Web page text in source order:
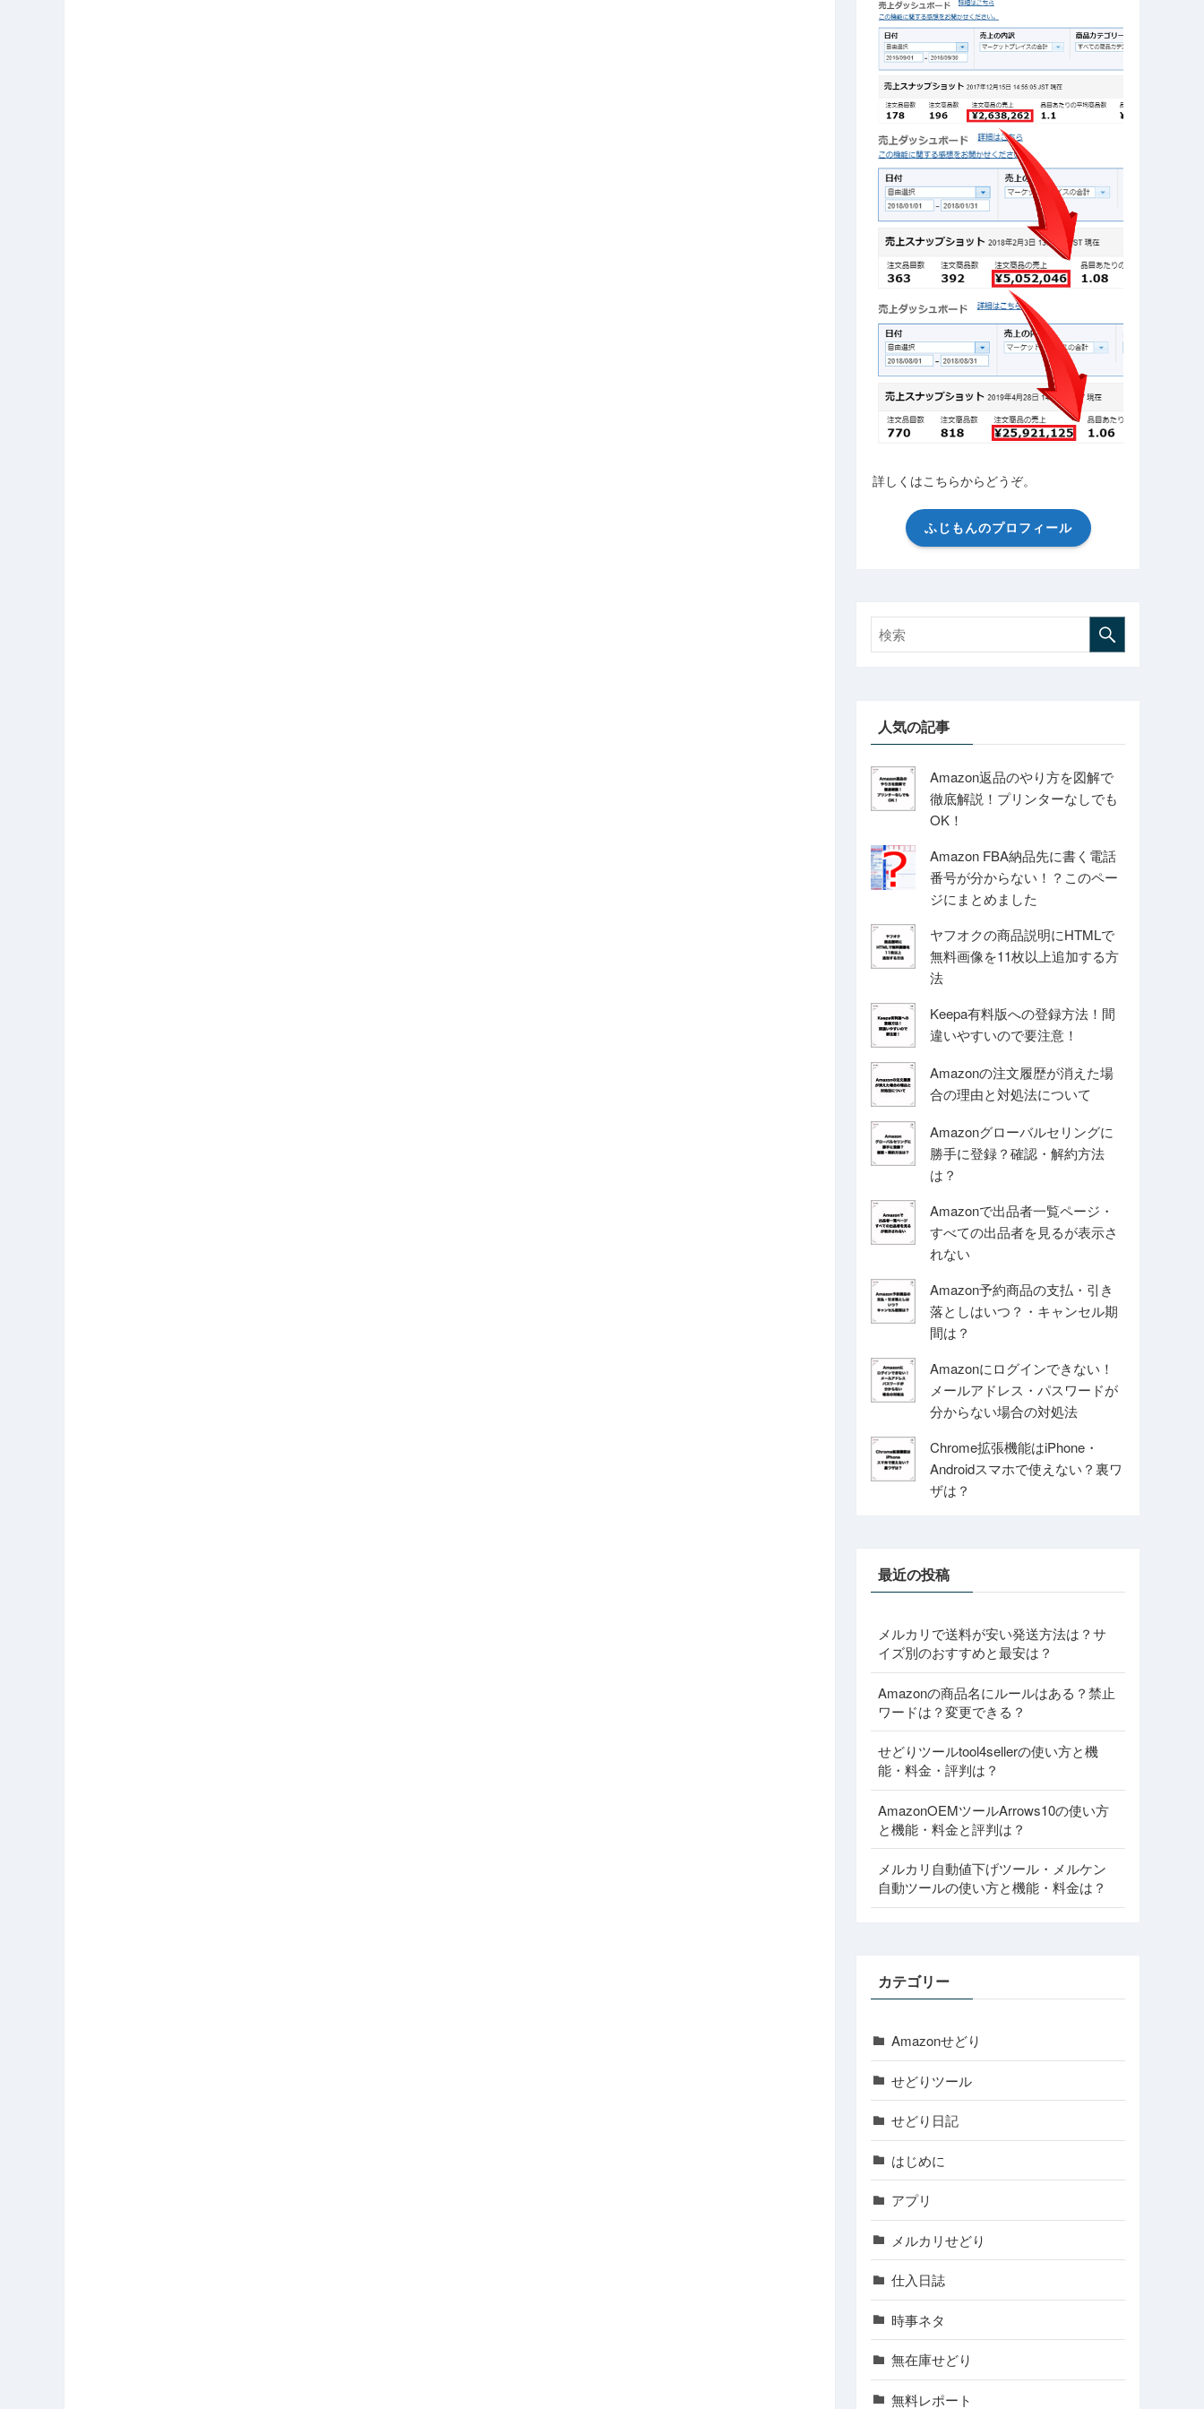
詳しくはこちらからどうぞ。
ふじもんのプロフィール
人気の記事
Amazon返品のやり方を図解で
徹底解説！プリンターなしでも
OK！
Amazon FBA納品先に書く電話
番号が分からない！？このペー
ジにまとめました
ヤフオクの商品説明にHTMLで
無料画像を11枚以上追加する方
法
Keepa有料版への登録方法！間
違いやすいので要注意！
Amazonの注文履歴が消えた場
合の理由と対処法について
Amazonグローバルセリングに
勝手に登録？確認・解約方法
は？
Amazonで出品者一覧ページ・
すべての出品者を見るが表示さ
れない
Amazon予約商品の支払・引き
落としはいつ？・キャンセル期
間は？
Amazonにログインできない！
メールアドレス・パスワードが
分からない場合の対処法
Chrome拡張機能はiPhone・
Androidスマホで使えない？裏ワ
ザは？
最近の投稿
メルカリで送料が安い発送方法は？サ
イズ別のおすすめと最安は？
Amazonの商品名にルールはある？禁止
ワードは？変更できる？
せどりツールtool4sellerの使い方と機
能・料金・評判は？
AmazonOEMツールArrows10の使い方
と機能・料金と評判は？
メルカリ自動値下げツール・メルケン
自動ツールの使い方と機能・料金は？
カテゴリー
Amazonせどり
せどりツール
せどり日記
はじめに
アプリ
メルカリせどり
仕入日誌
時事ネタ
無在庫せどり
無料レポート